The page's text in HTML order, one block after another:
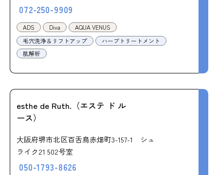
072-250-9909
ADS Diva
AQUA VENUS
毛穴洗浄＆リフトアップ
ハーブトリートメント
肌解析
esthe de Ruth.（エステ ド ル
ース）
大阪府堺市北区百舌鳥赤畑町3-157-1 シュ
ライク21 502号室
050-1793-8626